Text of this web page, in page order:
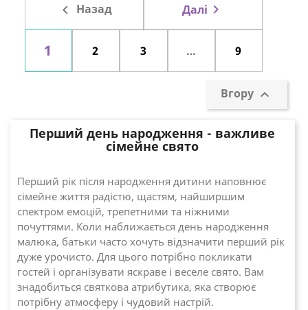
 Назад
1 2 3 … 9
Далі 
Вгору 
Перший день народження - важливе
сімейне свято
Перший рік після народження дитини наповнює
сімейне життя радістю, щастям, найширшим
спектром емоцій, трепетними та ніжними
почуттями. Коли наближається день народження
малюка, батьки часто хочуть відзначити перший рік
дуже урочисто. Для цього потрібно покликати
гостей і організувати яскраве і веселе свято. Вам
знадобиться святкова атрибутика, яка створює
потрібну атмосферу і чудовий настрій.